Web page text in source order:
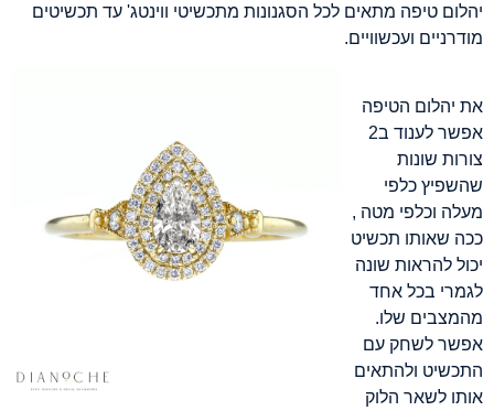
יהלום טיפה מתאים לכל הסגנונות מתכשיטי ווינטג' עד תכשיטים
מודרניים ועכשוויים.
את יהלום הטיפה
אפשר לענוד ב2
צורות שונות
שהשפיץ כלפי
מעלה וכלפי מטה ,
ככה שאותו תכשיט
יכול להראות שונה
לגמרי בכל אחד
מהמצבים שלו.
אפשר לשחק עם
התכשיט ולהתאים
אותו לשאר הלוק